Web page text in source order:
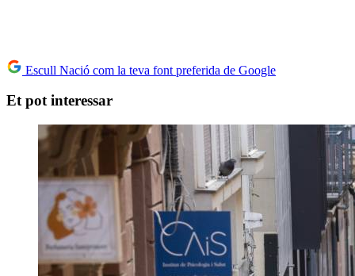
Escull Nació com la teva font preferida de Google
Et pot interessar